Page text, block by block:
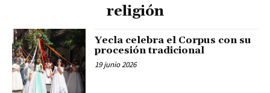
religión
Yecla celebra el Corpus con su
procesión tradicional
19 junio 2026